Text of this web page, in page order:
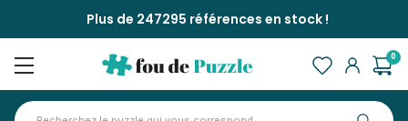
Plus de 247295 références en stock !
0